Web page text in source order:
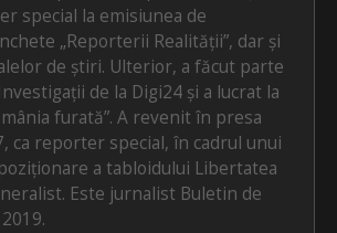
special la emisiunea de
„Reporterii Realității”, dar și
de știri. Ulterior, a făcut parte
de la Digi24 și a lucrat la
furată”. A revenit în presa
ca reporter special, în cadrul unui
a tabloidului Libertatea
Este jurnalist Buletin de